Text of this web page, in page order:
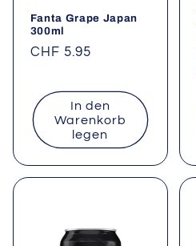
Fanta Grape Japan
300ml
Normaler
CHF 5.95
In den
Warenkorb
legen